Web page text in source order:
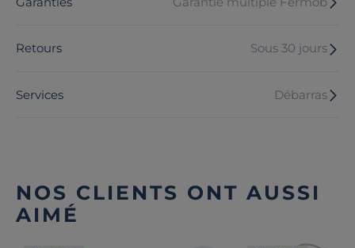
Retours Sous 30 jours
Services Débarras
NOS CLIENTS ONT AUSSI
AIMÉ